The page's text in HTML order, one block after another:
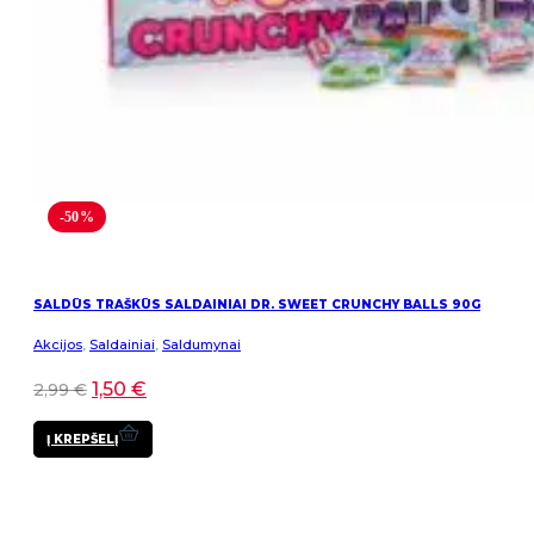
-50%
SALDŪS TRAŠKŪS SALDAINIAI DR. SWEET CRUNCHY BALLS 90G
Akcijos, Saldainiai, Saldumynai
2,99€ 1,50 €
Į KREPŠELĮ